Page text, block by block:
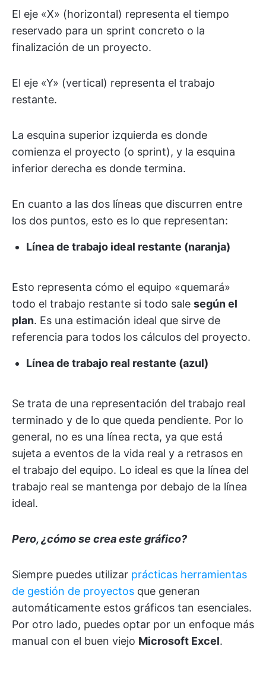
El eje «X» (horizontal) representa el tiempo
reservado para un sprint concreto o la
finalización de un proyecto.
El eje «Y» (vertical) representa el trabajo
restante.
La esquina superior izquierda es donde
comienza el proyecto (o sprint), y la esquina
inferior derecha es donde termina.
En cuanto a las dos líneas que discurren entre
los dos puntos, esto es lo que representan:
Línea de trabajo ideal restante (naranja)
Esto representa cómo el equipo «quemará»
todo el trabajo restante si todo sale según el
plan. Es una estimación ideal que sirve de
referencia para todos los cálculos del proyecto.
Línea de trabajo real restante (azul)
Se trata de una representación del trabajo real
terminado y de lo que queda pendiente. Por lo
general, no es una línea recta, ya que está
sujeta a eventos de la vida real y a retrasos en
el trabajo del equipo. Lo ideal es que la línea del
trabajo real se mantenga por debajo de la línea
ideal.
Pero, ¿cómo se crea este gráfico?
Siempre puedes utilizar prácticas herramientas
de gestión de proyectos que generan
automáticamente estos gráficos tan esenciales.
Por otro lado, puedes optar por un enfoque más
manual con el buen viejo Microsoft Excel.